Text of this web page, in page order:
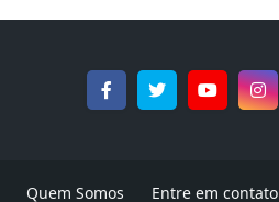
Quem Somos Entre em contato